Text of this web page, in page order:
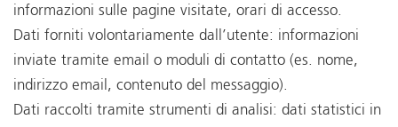
informazioni sulle pagine visitate, orari di accesso.
Dati forniti volontariamente dall’utente: informazioni
inviate tramite email o moduli di contatto (es. nome,
indirizzo email, contenuto del messaggio).
Dati raccolti tramite strumenti di analisi: dati statistici in